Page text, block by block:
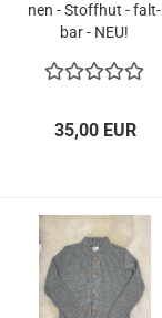
nen - Stoff­hut - falt­
bar - NEU!
35,00 EUR